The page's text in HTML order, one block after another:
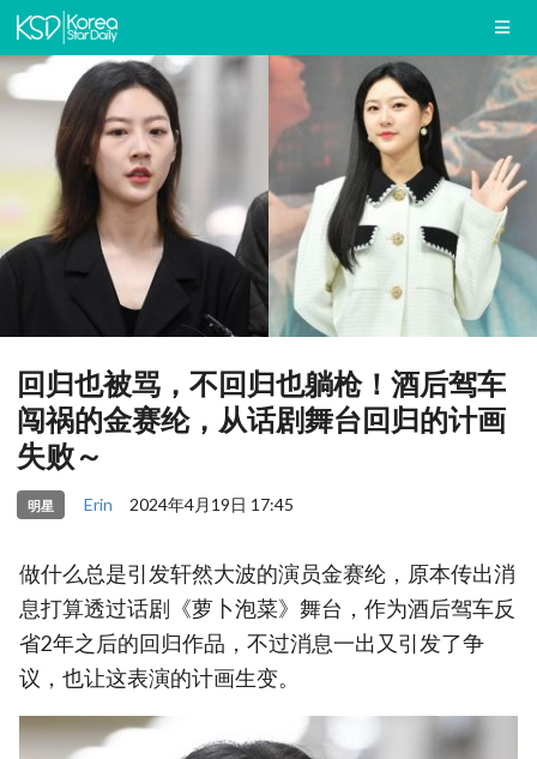
回归也被骂，不回归也躺枪！酒后驾车
闯祸的金赛纶，从话剧舞台回归的计画
失败～
明星 Erin 2024年4月19日 17:45
做什么总是引发轩然大波的演员金赛纶，原本传出消
息打算透过话剧《萝卜泡菜》舞台，作为酒后驾车反
省2年之后的回归作品，不过消息一出又引发了争
议，也让这表演的计画生变。